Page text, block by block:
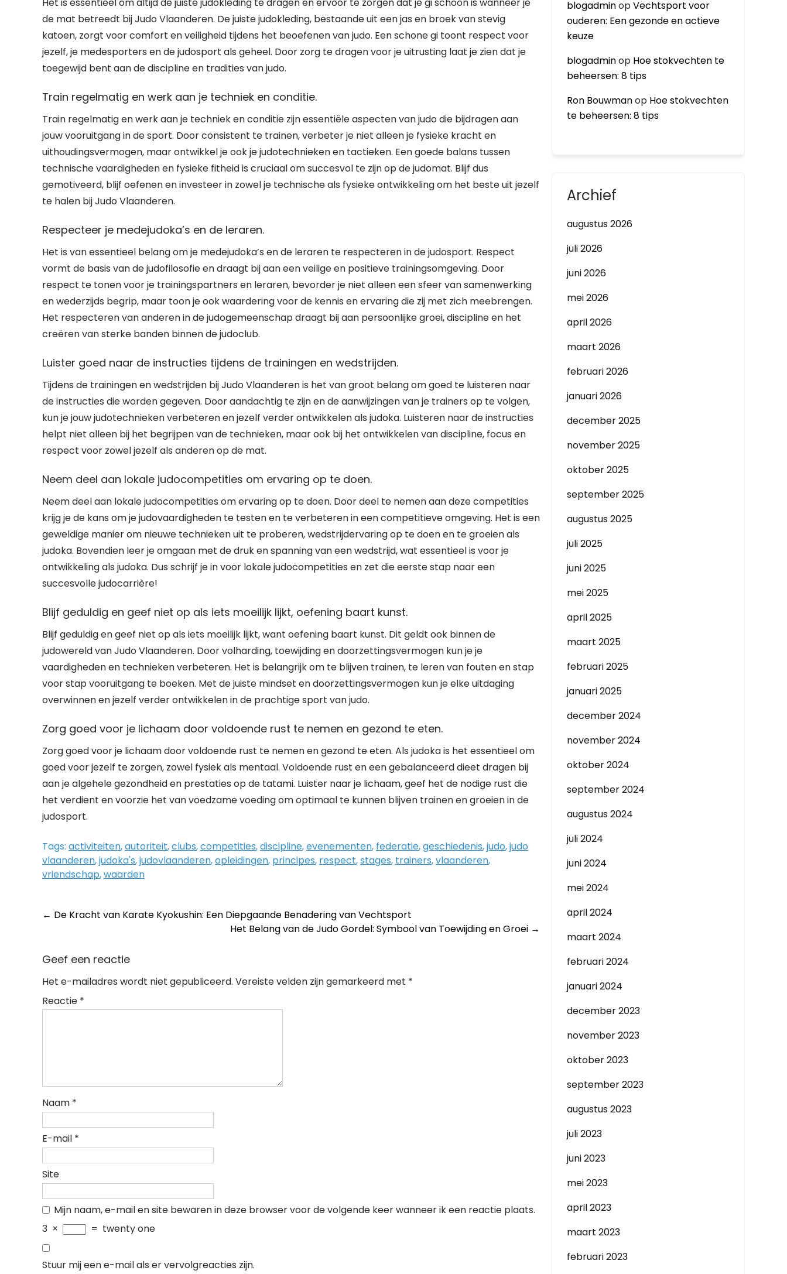
de mat betreedt bij Judo Vlaanderen. De juiste judokleding, bestaande uit een jas en broek van stevig
katoen, zorgt voor comfort en veiligheid tijdens het beoefenen van judo. Een schone gi toont respect voor
jezelf, je medesporters en de judosport als geheel. Door zorg te dragen voor je uitrusting laat je zien dat je
toegewijd bent aan de discipline en tradities van judo.
Train regelmatig en werk aan je techniek en conditie.
Train regelmatig en werk aan je techniek en conditie zijn essentiële aspecten van judo die bijdragen aan
jouw vooruitgang in de sport. Door consistent te trainen, verbeter je niet alleen je fysieke kracht en
uithoudingsvermogen, maar ontwikkel je ook je judotechnieken en tactieken. Een goede balans tussen
technische vaardigheden en fysieke fitheid is cruciaal om succesvol te zijn op de judomat. Blijf dus
gemotiveerd, blijf oefenen en investeer in zowel je technische als fysieke ontwikkeling om het beste uit jezelf
te halen bij Judo Vlaanderen.
Respecteer je medejudoka’s en de leraren.
Het is van essentieel belang om je medejudoka’s en de leraren te respecteren in de judosport. Respect
vormt de basis van de judofilosofie en draagt bij aan een veilige en positieve trainingsomgeving. Door
respect te tonen voor je trainingspartners en leraren, bevorder je niet alleen een sfeer van samenwerking
en wederzijds begrip, maar toon je ook waardering voor de kennis en ervaring die zij met zich meebrengen.
Het respecteren van anderen in de judogemeenschap draagt bij aan persoonlijke groei, discipline en het
creëren van sterke banden binnen de judoclub.
Luister goed naar de instructies tijdens de trainingen en wedstrijden.
Tijdens de trainingen en wedstrijden bij Judo Vlaanderen is het van groot belang om goed te luisteren naar
de instructies die worden gegeven. Door aandachtig te zijn en de aanwijzingen van je trainers op te volgen,
kun je jouw judotechnieken verbeteren en jezelf verder ontwikkelen als judoka. Luisteren naar de instructies
helpt niet alleen bij het begrijpen van de technieken, maar ook bij het ontwikkelen van discipline, focus en
respect voor zowel jezelf als anderen op de mat.
Neem deel aan lokale judocompetities om ervaring op te doen.
Neem deel aan lokale judocompetities om ervaring op te doen. Door deel te nemen aan deze competities
krijg je de kans om je judovaardigheden te testen en te verbeteren in een competitieve omgeving. Het is een
geweldige manier om nieuwe technieken uit te proberen, wedstrijdervaring op te doen en te groeien als
judoka. Bovendien leer je omgaan met de druk en spanning van een wedstrijd, wat essentieel is voor je
ontwikkeling als judoka. Dus schrijf je in voor lokale judocompetities en zet die eerste stap naar een
succesvolle judocarrière!
Blijf geduldig en geef niet op als iets moeilijk lijkt, oefening baart kunst.
Blijf geduldig en geef niet op als iets moeilijk lijkt, want oefening baart kunst. Dit geldt ook binnen de
judowereld van Judo Vlaanderen. Door volharding, toewijding en doorzettingsvermogen kun je je
vaardigheden en technieken verbeteren. Het is belangrijk om te blijven trainen, te leren van fouten en stap
voor stap vooruitgang te boeken. Met de juiste mindset en doorzettingsvermogen kun je elke uitdaging
overwinnen en jezelf verder ontwikkelen in de prachtige sport van judo.
Zorg goed voor je lichaam door voldoende rust te nemen en gezond te eten.
Zorg goed voor je lichaam door voldoende rust te nemen en gezond te eten. Als judoka is het essentieel om
goed voor jezelf te zorgen, zowel fysiek als mentaal. Voldoende rust en een gebalanceerd dieet dragen bij
aan je algehele gezondheid en prestaties op de tatami. Luister naar je lichaam, geef het de nodige rust die
het verdient en voorzie het van voedzame voeding om optimaal te kunnen blijven trainen en groeien in de
judosport.
Tags: activiteiten,autoriteit,clubs,competities,discipline,evenementen, federatie,geschiedenis,judo,judo
vlaanderen,judoka's,judovlaanderen,opleidingen, principes, respect,stages, trainers,vlaanderen,
vriendschap,waarden
Post
← De Kracht van Karate Kyokushin: Een Diepgaande Benadering van Vechtsport
Het Belang van de Judo Gordel: Symbool van Toewijding en Groei →
Geef een reactie
Het e-mailadres wordt niet gepubliceerd. Vereiste velden zijn gemarkeerd met *
Reactie *
Naam *
E-mail *
Site
Mijn naam, e-mail en site bewaren in deze browser voor de volgende keer wanneer ik een reactie plaats.
3 × = twenty one
Stuur mij een e-mail als er vervolgreacties zijn.
blogadminopVechtsport voor
ouderen: Een gezonde en actieve
keuze
blogadminop Hoe stokvechten te
beheersen: 8 tips
Ron Bouwmanop Hoe stokvechten
te beheersen: 8 tips
Archief
augustus 2026
juli 2026
juni 2026
mei 2026
april 2026
maart 2026
februari 2026
januari 2026
december 2025
november 2025
oktober 2025
september 2025
augustus 2025
juli 2025
juni 2025
mei 2025
april 2025
maart 2025
februari 2025
januari 2025
december 2024
november 2024
oktober 2024
september 2024
augustus 2024
juli 2024
juni 2024
mei 2024
april 2024
maart 2024
februari 2024
januari 2024
december 2023
november 2023
oktober 2023
september 2023
augustus 2023
juli 2023
juni 2023
mei 2023
april 2023
maart 2023
februari 2023